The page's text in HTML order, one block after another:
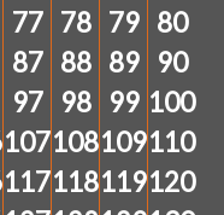
77 78 79 80
87 88 89
90
97 98 99 100
107108109110
117118119120